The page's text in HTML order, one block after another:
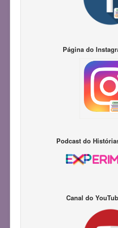
Página do
Podcast do
Canal do